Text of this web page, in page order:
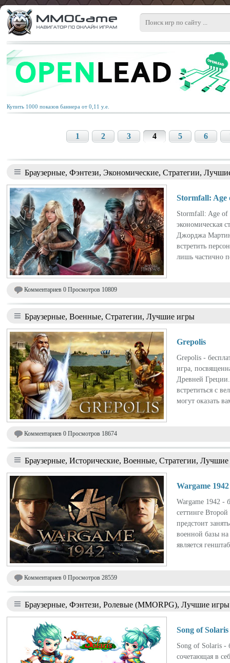
Купить 1000 показов баннера от 0,11 у.е.
1 2 3 4 5 6
Браузерные, Фэнтези, Экономические, Стратегии,
Stormfall: Age
Stormfall: Age of
экономическая
Джорджа
встретить
лишь частично
Комментариев 0 Просмотров 10809
Браузерные, Военные, Стратегии, Лучшие игры
Grepolis
Grepolis -
игра,
Древней
встретиться с
могут оказать
Комментариев 0 Просмотров 18674
Браузерные, Исторические, Военные, Стратегии,
Wargame 1942
Wargame 1942 -
сеттинге
предстоит
военной базы
является
Комментариев 0 Просмотров 28559
Браузерные, Фэнтези, Ролевые (MMORPG), Лучшие игры
Song of Solaris
Song of Solaris -
сочетающая в